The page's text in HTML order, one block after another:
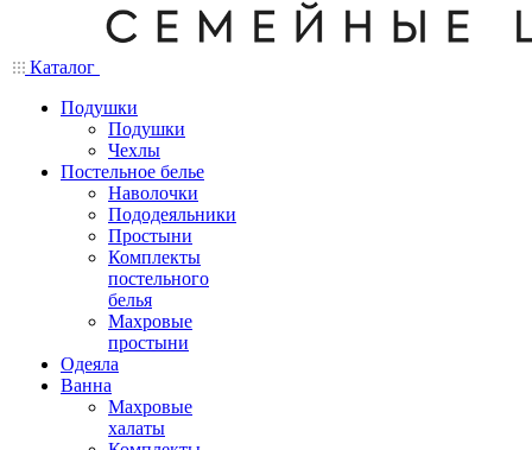
Каталог
Подушки
Подушки
Чехлы
Постельное белье
Наволочки
Пододеяльники
Простыни
Комплекты
постельного
белья
Махровые
простыни
Одеяла
Ванна
Махровые
халаты